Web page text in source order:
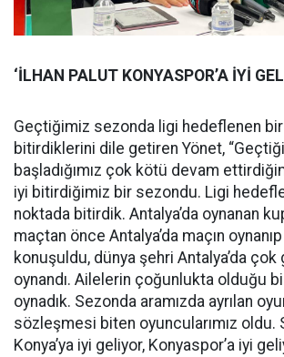
‘İLHAN PALUT KONYASPOR’A İYİ
Geçtiğimiz sezonda ligi hedeflenen
bitirdiklerini dile getiren Yönet,
başladığımız çok kötü devam
iyi bitirdiğimiz bir sezondu. Ligi
noktada bitirdik. Antalya’da oynanan
maçtan önce Antalya’da maçın
konuşuldu, dünya şehri Antalya’da
oynandı. Ailelerin çoğunlukta olduğu
oynadık. Sezonda aramızda ayrılan
sözleşmesi biten oyuncularımız oldu.
Konya’ya iyi geliyor, Konyaspor’a iyi